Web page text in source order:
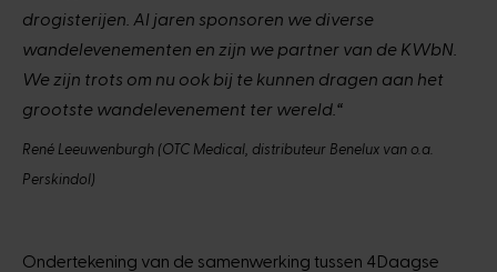
drogisterijen. Al jaren sponsoren we diverse
wandelevenementen en zijn we partner van de KWbN.
We zijn trots om nu ook bij te kunnen dragen aan het
grootste wandelevenement ter wereld.“
René Leeuwenburgh (OTC Medical, distributeur Benelux van o.a.
Perskindol)
Ondertekening van de samenwerking tussen 4Daagse